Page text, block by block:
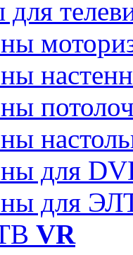
для
для
VR